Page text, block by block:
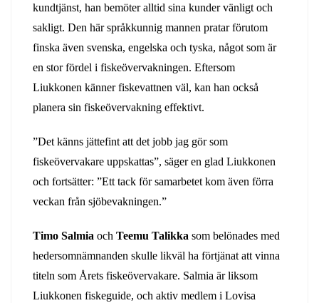
kundtjänst, han bemöter alltid sina kunder vänligt och
sakligt. Den här språkkunnig mannen pratar förutom
finska även svenska, engelska och tyska, något som är
en stor fördel i fiskeövervakningen. Eftersom
Liukkonen känner fiskevattnen väl, kan han också
planera sin fiskeövervakning effektivt.
”Det känns jättefint att det jobb jag gör som
fiskeövervakare uppskattas”, säger en glad Liukkonen
och fortsätter: ”Ett tack för samarbetet kom även förra
veckan från sjöbevakningen.”
Timo Salmia och Teemu Talikka som belönades med
hedersomnämnanden skulle likväl ha förtjänat att vinna
titeln som Årets fiskeövervakare. Salmia är liksom
Liukkonen fiskeguide, och aktiv medlem i Lovisa